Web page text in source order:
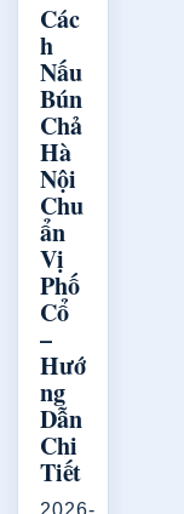
Các
h
Nấu
Bún
Chả
Hà
Nội
Chu
ẩn
Vị
Phố
Cổ
–
Hướ
ng
Dẫn
Chi
Tiết
2026-